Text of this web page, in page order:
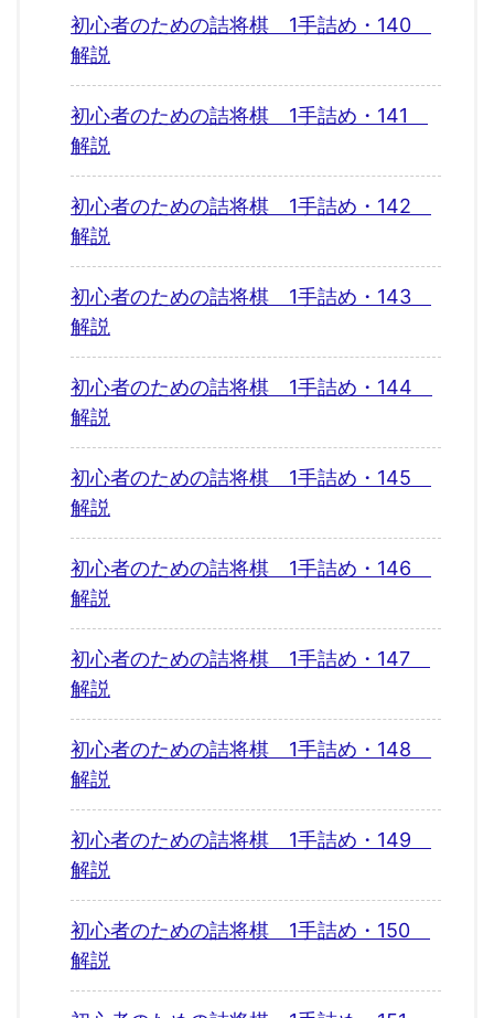
初心者のための詰将棋 1手詰め・140
解説
初心者のための詰将棋 1手詰め・141
解説
初心者のための詰将棋 1手詰め・142
解説
初心者のための詰将棋 1手詰め・143
解説
初心者のための詰将棋 1手詰め・144
解説
初心者のための詰将棋 1手詰め・145
解説
初心者のための詰将棋 1手詰め・146
解説
初心者のための詰将棋 1手詰め・147
解説
初心者のための詰将棋 1手詰め・148
解説
初心者のための詰将棋 1手詰め・149
解説
初心者のための詰将棋 1手詰め・150
解説